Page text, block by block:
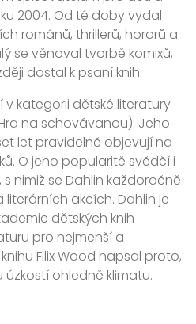
2004. Od té doby vydal
románů, thrillerů, hororů a
se věnoval tvorbě komixů,
dostal k psaní knih.
v kategorii dětské literatury
na schovávanou). Jeho
let pravidelně objevují na
O jeho popularitě svědčí i
nimiž se Dahlin každoročně
akcích. Dahlin je
dětských knih
pro nejmenší a
Filix Wood napsal proto,
ohledně klimatu.